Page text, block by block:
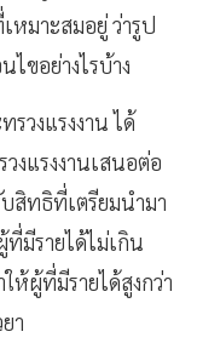
หมาะสมอยู่ ว่ารูป
ไขอย่างไรบ้าง
รวงแรงงาน ได้
งแรงงานเสนอต่อ
สิทธิที่เตรียมนำมา
มีรายได้ไม่เกิน
ห้ผู้ที่มีรายได้สูงกว่า
า